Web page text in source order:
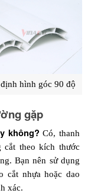
hình góc 90 độ
gặp
không? Có, thanh
theo kích thước
Bạn nên sử dụng
cắt nhựa hoặc dao
xác.